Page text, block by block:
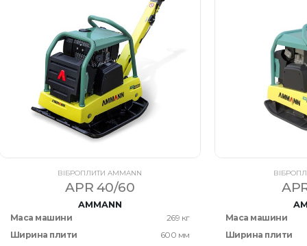
ВІБРОПЛИТИ AMMANN
APR 40/60
AMMANN
Маса машини
269 кг
Ширина плити
600 мм
Маса машини
Ширина плити